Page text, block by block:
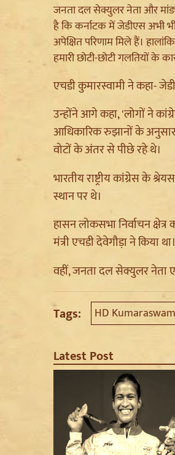
जनता दल सेक्युलर नेता और
है कि कर्नाटक में जेडीएस अभी
अपेक्षित परिणाम मिले हैं।
हमारी छोटी-छोटी गलतियों के
एचडी कुमारस्वामी ने कहा-
उन्होंने आगे कहा, 'लोगों ने
आधिकारिक रुझानों के
वोटों के अंतर से पीछे रहे थे।
भारतीय राष्ट्रीय कांग्रेस के
स्थान पर थे।
हासन लोकसभा निर्वाचन
मंत्री एचडी देवेगौड़ा ने
वहीं, जनता दल सेक्युलर नेता
Tags: HD
Latest Post